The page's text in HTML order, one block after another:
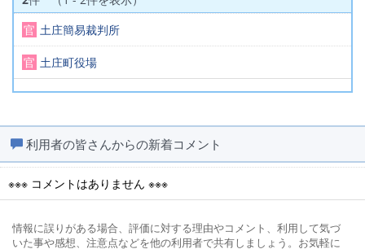
官 土庄簡易裁判所
官 土庄町役場
利用者の皆さんからの新着コメント
※※※ コメントはありません ※※※
情報に誤りがある場合、評価に対する理由やコメント、利用して気づ
いた事や感想、注意点などを他の利用者で共有しましょう。お気軽に